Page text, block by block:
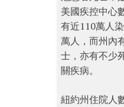
美國疾控中心
有近110萬人
萬人，而州內
士，亦有不少
關疾病。
紐約州住院人